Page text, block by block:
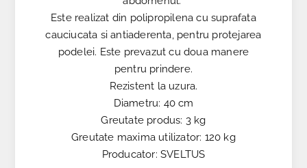
Este realizat din polipropilena cu suprafata
cauciucata si antiaderenta, pentru protejarea
podelei. Este prevazut cu doua manere
pentru prindere.
Rezistent la uzura.
Diametru: 40 cm
Greutate produs: 3 kg
Greutate maxima utilizator: 120 kg
Producator: SVELTUS